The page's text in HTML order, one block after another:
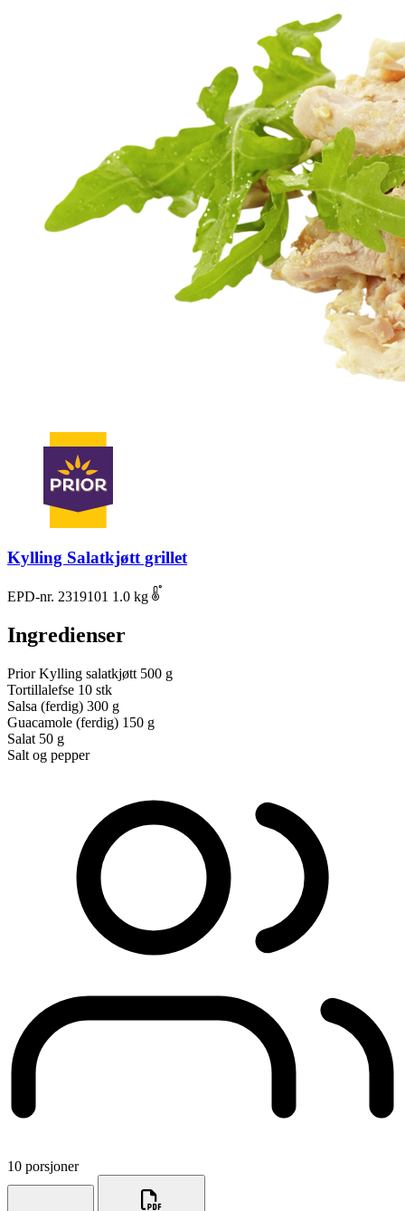
Kylling Salatkjøtt grillet
EPD-nr. 2319101 1.0 kg
Ingredienser
Prior Kylling salatkjøtt 500 g
Tortillalefse 10 stk
Salsa (ferdig) 300 g
Guacamole (ferdig) 150 g
Salat 50 g
Salt og pepper
10 porsjoner